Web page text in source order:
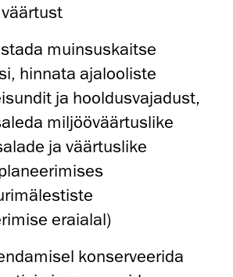
muinsuskaitse
hinnata ajalooliste
ja hooldusvajadust,
miljööväärtuslike
ja väärtuslike
eraialal)
konserveerida